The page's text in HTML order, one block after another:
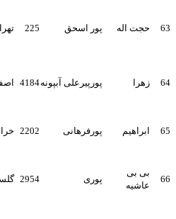
پور اسحق 225 تهران
پورپیرعلی آبپونه4184 اصفهان نجف
پورفرهانی 2202 خراسان
پوری 2954